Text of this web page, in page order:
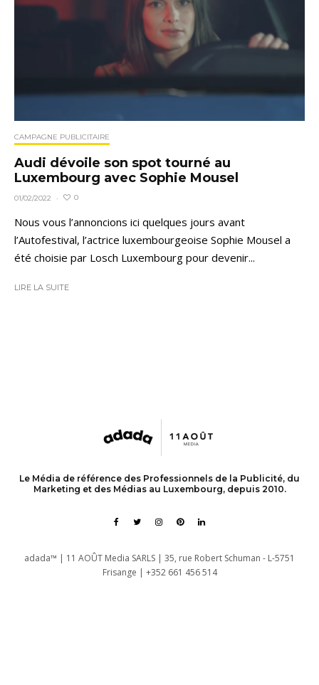
CAMPAGNE PUBLICITAIRE
Audi dévoile son spot tourné au
Luxembourg avec Sophie Mousel
01/02/2022 · 0
Nous vous l’annoncions ici quelques jours avant
l’Autofestival, l’actrice luxembourgeoise Sophie Mousel a
été choisie par Losch Luxembourg pour devenir...
LIRE LA SUITE
Le Média de référence des Professionnels de la Publicité, du
Marketing et des Médias au Luxembourg, depuis 2010.
adada™ | 11 AOÛT Media SARLS | 35, rue Robert Schuman - L-5751
Frisange | +352 661 456 514